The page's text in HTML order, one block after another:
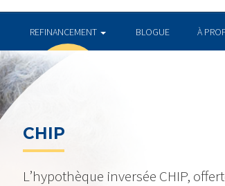
REFINANCEMENT BLOGUE À
CHIP
L’hypothèque inversée CHIP,